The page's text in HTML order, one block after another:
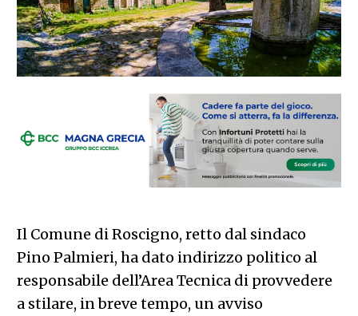
Il Comune di Roscigno, retto dal sindaco
Pino Palmieri, ha dato indirizzo politico al
responsabile dell’Area Tecnica di provvedere
a stilare, in breve tempo, un avviso